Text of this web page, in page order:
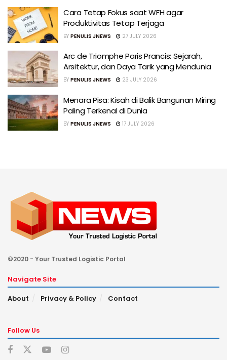
Cara Tetap Fokus saat WFH agar
Produktivitas Tetap Terjaga
BY PENULIS JNEWS 27 JULY 2026
Arc de Triomphe Paris Prancis: Sejarah,
Arsitektur, dan Daya Tarik yang Mendunia
BY PENULIS JNEWS 23 JULY 2026
Menara Pisa: Kisah di Balik Bangunan Miring
Paling Terkenal di Dunia
BY PENULIS JNEWS 17 JULY 2026
©2020 - Your Trusted Logistic Portal
Navigate Site
About
Privacy & Policy Contact
Follow Us